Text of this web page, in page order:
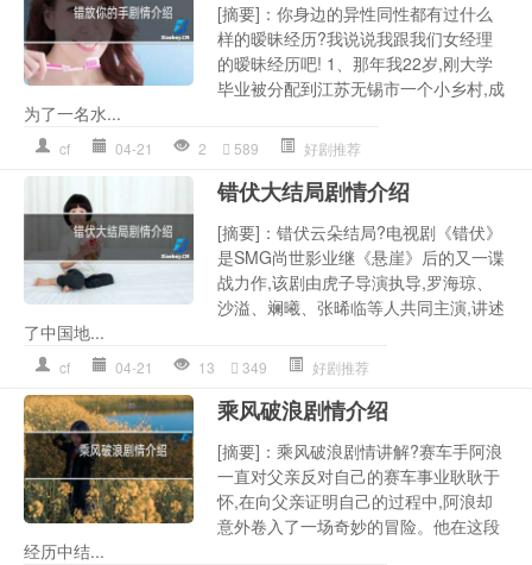
[摘要]：你身边的异性同性都有过什么
样的暧昧经历?我说说我跟我们女经理
的暧昧经历吧! 1、那年我22岁,刚大学
毕业被分配到江苏无锡市一个小乡村,成
为了一名水...
cf 04-21 2 589 好剧推荐
错伏大结局剧情介绍
[摘要]：错伏云朵结局?电视剧《错伏》
是SMG尚世影业继《悬崖》后的又一谍
战力作,该剧由虎子导演执导,罗海琼、
沙溢、斓曦、张晞临等人共同主演,讲述
了中国地...
cf 04-21 13 349 好剧推荐
乘风破浪剧情介绍
[摘要]：乘风破浪剧情讲解?赛车手阿浪
一直对父亲反对自己的赛车事业耿耿于
怀,在向父亲证明自己的过程中,阿浪却
意外卷入了一场奇妙的冒险。他在这段
经历中结...